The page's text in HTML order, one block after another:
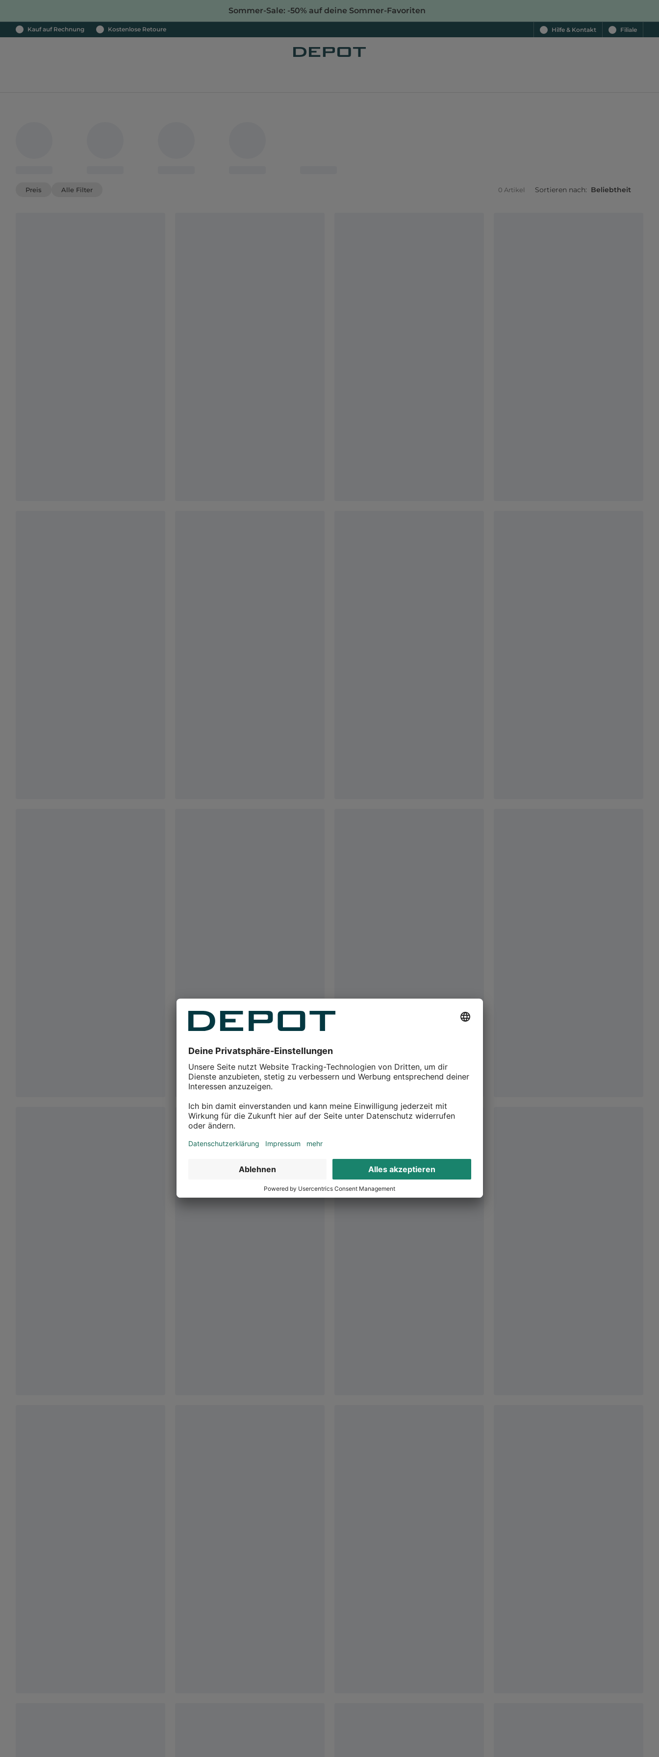
Sommer-Sale: -50% auf deine Sommer-Favoriten
Kauf auf Rechnung Kostenlose Retoure Hilfe & Kontakt Filiale
Preis Alle Filter 0 Artikel Sortieren nach: Beliebtheit